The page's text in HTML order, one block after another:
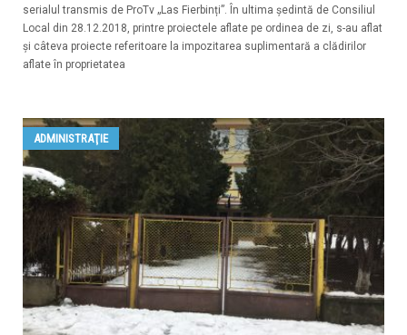
serialul transmis de ProTv „Las Fierbinți”. În ultima şedintă de Consiliul
Local din 28.12.2018, printre proiectele aflate pe ordinea de zi, s-au aflat
şi câteva proiecte referitoare la impozitarea suplimentară a clădirilor
aflate în proprietatea
ADMINISTRAŢIE